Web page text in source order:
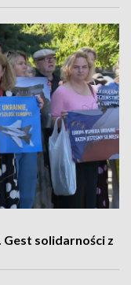
solidarności z